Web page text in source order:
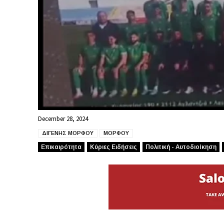
December 28, 2024
ΔΙΓΕΝΗΣ ΜΟΡΦΟΥ ΜΟΡΦΟΥ
Επικαιρότητα Κύριες Ειδήσεις Πολιτική - Αυτοδιοίκηση